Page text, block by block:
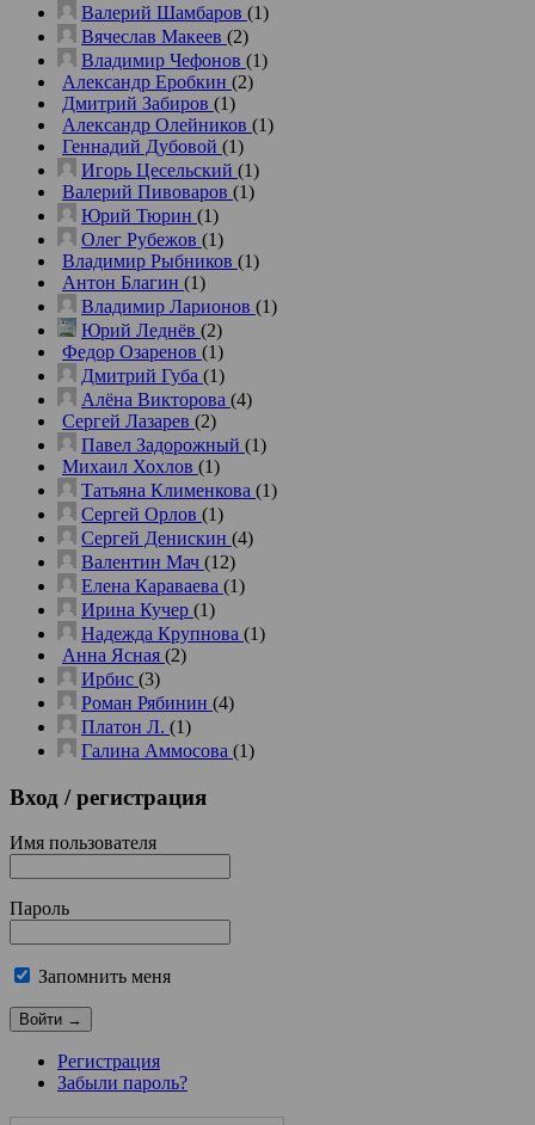
Валерий Шамбаров (1)
Вячеслав Макеев (2)
Владимир Чефонов (1)
Александр Еробкин (2)
Дмитрий Забиров (1)
Александр Олейников (1)
Геннадий Дубовой (1)
Игорь Цесельский (1)
Валерий Пивоваров (1)
Юрий Тюрин (1)
Олег Рубежов (1)
Владимир Рыбников (1)
Антон Благин (1)
Владимир Ларионов (1)
Юрий Леднёв (2)
Федор Озаренов (1)
Дмитрий Губа (1)
Алёна Викторова (4)
Сергей Лазарев (2)
Павел Задорожный (1)
Михаил Хохлов (1)
Татьяна Клименкова (1)
Сергей Орлов (1)
Сергей Денискин (4)
Валентин Мач (12)
Елена Караваева (1)
Ирина Кучер (1)
Надежда Крупнова (1)
Анна Ясная (2)
Ирбис (3)
Роман Рябинин (4)
Платон Л. (1)
Галина Аммосова (1)
Вход / регистрация
Имя пользователя
Пароль
Запомнить меня
Регистрация
Забыли пароль?